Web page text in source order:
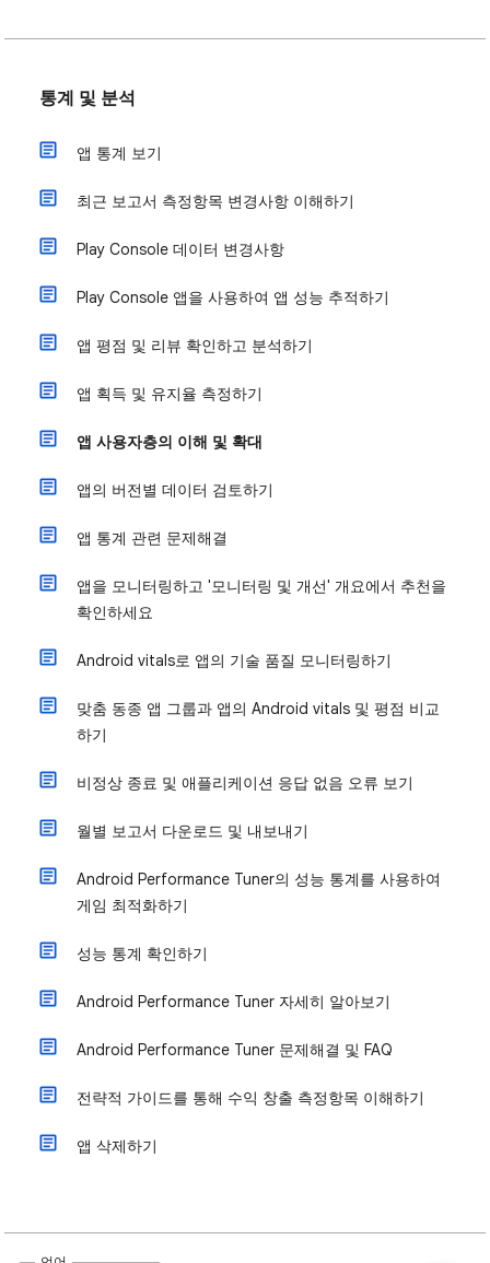
통계 및 분석
앱 통계 보기
최근 보고서 측정항목 변경사항 이해하기
Play Console 데이터 변경사항
Play Console 앱을 사용하여 앱 성능 추적하기
앱 평점 및 리뷰 확인하고 분석하기
앱 획득 및 유지율 측정하기
앱 사용자층의 이해 및 확대
앱의 버전별 데이터 검토하기
앱 통계 관련 문제해결
앱을 모니터링하고 '모니터링 및 개선' 개요에서 추천을
확인하세요
Android vitals로 앱의 기술 품질 모니터링하기
맞춤 동종 앱 그룹과 앱의 Android vitals 및 평점 비교
하기
비정상 종료 및 애플리케이션 응답 없음 오류 보기
월별 보고서 다운로드 및 내보내기
Android Performance Tuner의 성능 통계를 사용하여
게임 최적화하기
성능 통계 확인하기
Android Performance Tuner 자세히 알아보기
Android Performance Tuner 문제해결 및 FAQ
전략적 가이드를 통해 수익 창출 측정항목 이해하기
앱 삭제하기